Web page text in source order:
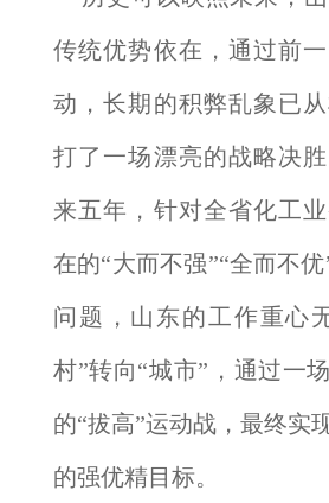
传统优势依在，通过前
动，长期的积弊乱象已从
打了一场漂亮的战略决
来五年，针对全省化工
在的“大而不强”“全而不
问题，山东的工作重心
村”转向“城市”，通过一
的“拔高”运动战，最终实
的强优精目标。